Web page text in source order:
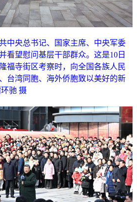
中央总书记、国家主席、中央军委
看望慰问基层干部群众。这是10日
福寺街区考察时，向全国各族人民
台湾同胞、海外侨胞致以美好的新
驰 摄